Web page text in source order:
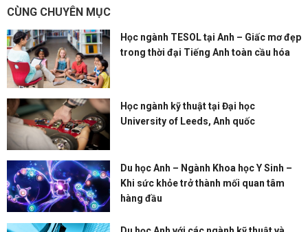
CÙNG CHUYÊN MỤC
Học ngành TESOL tại Anh – Giấc mơ đẹp
trong thời đại Tiếng Anh toàn cầu hóa
Học ngành kỹ thuật tại Đại học
University of Leeds, Anh quốc
Du học Anh – Ngành Khoa học Y Sinh –
Khi sức khỏe trở thành mối quan tâm
hàng đầu